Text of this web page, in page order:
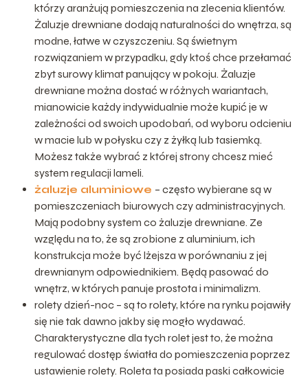
którzy aranżują pomieszczenia na zlecenia klientów.
Żaluzje drewniane dodają naturalności do wnętrza, są
modne, łatwe w czyszczeniu. Są świetnym
rozwiązaniem w przypadku, gdy ktoś chce przełamać
zbyt surowy klimat panujący w pokoju. Żaluzje
drewniane można dostać w różnych wariantach,
mianowicie każdy indywidualnie może kupić je w
zależności od swoich upodobań, od wyboru odcieniu
w macie lub w połysku czy z żyłką lub tasiemką.
Możesz także wybrać z której strony chcesz mieć
system regulacji lameli.
żaluzje aluminiowe – często wybierane są w
pomieszczeniach biurowych czy administracyjnych.
Mają podobny system co żaluzje drewniane. Ze
względu na to, że są zrobione z aluminium, ich
konstrukcja może być lżejsza w porównaniu z jej
drewnianym odpowiednikiem. Będą pasować do
wnętrz, w których panuje prostota i minimalizm.
rolety dzień-noc – są to rolety, które na rynku pojawiły
się nie tak dawno jakby się mogło wydawać.
Charakterystyczne dla tych rolet jest to, że można
regulować dostęp światła do pomieszczenia poprzez
ustawienie rolety. Roleta ta posiada paski całkowicie